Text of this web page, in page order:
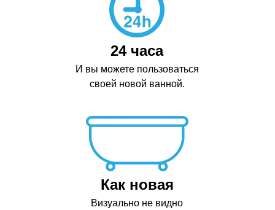
24 часа
И вы можете пользоваться
своей новой ванной.
Как новая
Визуально не видно